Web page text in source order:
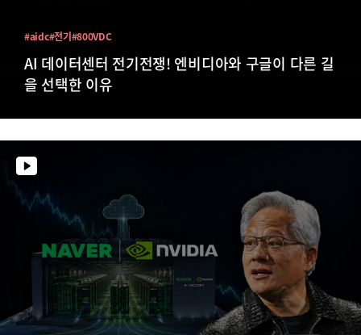
AI 데이터센터 전기전쟁! 엔비디아와 구글이 다른 길
을 선택한 이유
#aidc#전기#800VDC